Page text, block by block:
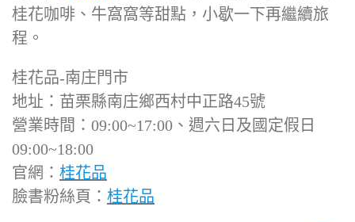
桂花咖啡、牛窩窩等甜點，小歇一下再繼續旅
程。
桂花品-南庄門市
地址：苗栗縣南庄鄉西村中正路45號
營業時間：09:00~17:00、週六日及國定假日
09:00~18:00
官網： 桂花品
臉書粉絲頁： 桂花品